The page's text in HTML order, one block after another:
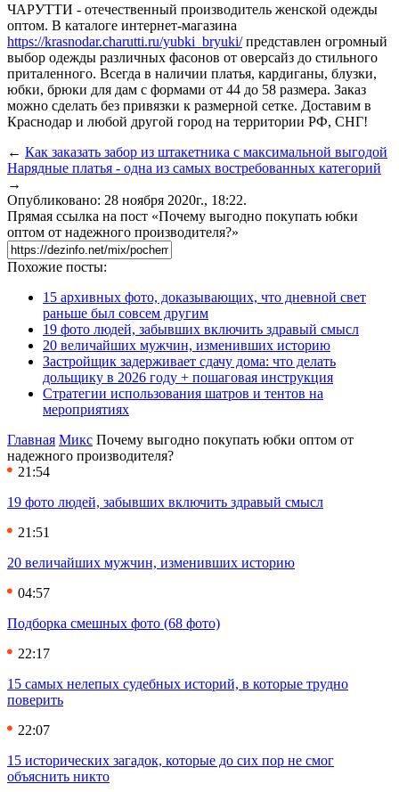
ЧАРУТТИ - отечественный производитель женской одежды
оптом. В каталоге интернет-магазина
https://krasnodar.charutti.ru/yubki_bryuki/представлен огромный
выбор одежды различных фасонов от оверсайз до стильного
приталенного. Всегда в наличии платья, кардиганы, блузки,
юбки, брюки для дам с формами от 44 до 58 размера. Заказ
можно сделать без привязки к размерной сетке. Доставим в
Краснодар и любой другой город на территории РФ, СНГ!
← Как заказать забор из штакетника с максимальной выгодой
Нарядные платья - одна из самых востребованных категорий
→
Опубликовано: 28 ноября 2020г., 18:22.
Прямая ссылка на пост «Почему выгодно покупать юбки
оптом от надежного производителя?»
Похожие посты:
15 архивных фото, доказывающих, что дневной свет
раньше был совсем другим
19 фото людей, забывших включить здравый смысл
20 величайших мужчин, изменивших историю
Застройщик задерживает сдачу дома: что делать
дольщику в 2026 году + пошаговая инструкция
Стратегии использования шатров и тентов на
мероприятиях
Главная Микс Почему выгодно покупать юбки оптом от
надежного производителя?
21:54
19 фото людей, забывших включить здравый смысл
21:51
20 величайших мужчин, изменивших историю
04:57
Подборка смешных фото (68 фото)
22:17
15 самых нелепых судебных историй, в которые трудно
поверить
22:07
15 исторических загадок, которые до сих пор не смог
объяснить никто